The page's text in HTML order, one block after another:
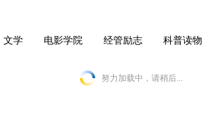
文学 电影学院 经管励志 科普读物
努力加载中，请稍后...